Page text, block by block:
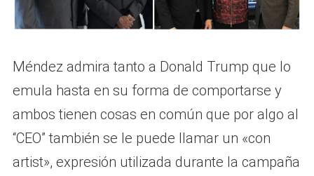
Méndez admira tanto a Donald Trump que lo
emula hasta en su forma de comportarse y
ambos tienen cosas en común que por algo al
“CEO” también se le puede llamar un «con
artist», expresión utilizada durante la campaña